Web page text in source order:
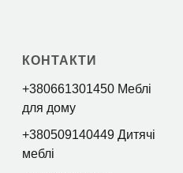
КОНТАКТИ
+380661301450 Меблі
для дому
+380509140449 Дитячі
меблі